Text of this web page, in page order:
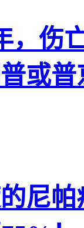
，伤
或普
尼